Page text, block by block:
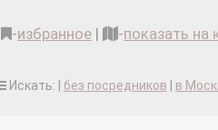
-избранное | -показать на
Искать: | без посредников в